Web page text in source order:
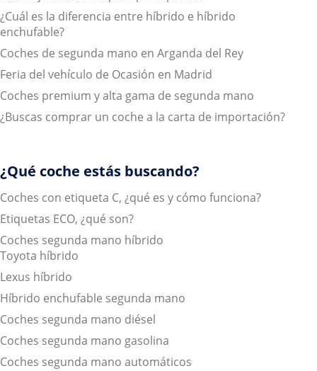
¿Cuál es la diferencia entre híbrido e híbrido
enchufable?
Coches de segunda mano en Arganda del Rey
Feria del vehículo de Ocasión en Madrid
Coches premium y alta gama de segunda mano
¿Buscas comprar un coche a la carta de importación?
¿Qué coche estás buscando?
Coches con etiqueta C, ¿qué es y cómo funciona?
Etiquetas ECO, ¿qué son?
Coches segunda mano híbrido
Toyota híbrido
Lexus híbrido
Híbrido enchufable segunda mano
Coches segunda mano diésel
Coches segunda mano gasolina
Coches segunda mano automáticos